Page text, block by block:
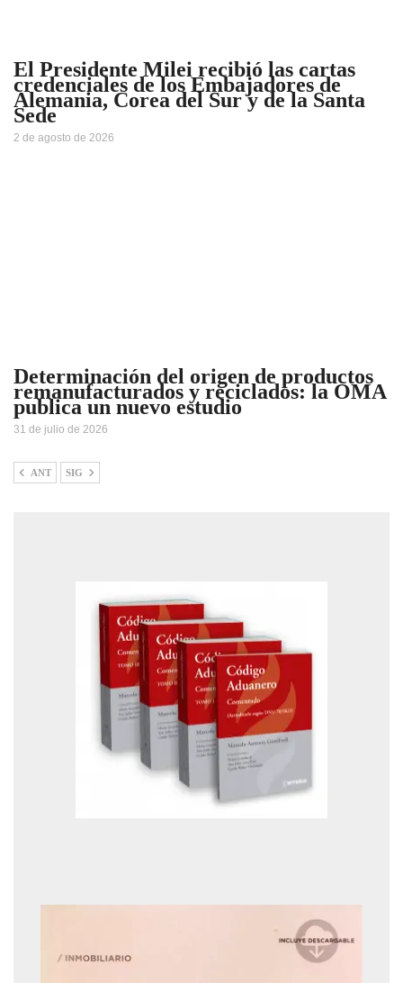
El Presidente Milei recibió las cartas
credenciales de los Embajadores de
Alemania, Corea del Sur y de la Santa
Sede
2 de agosto de 2026
Determinación del origen de productos
remanufacturados y reciclados: la OMA
publica un nuevo estudio
31 de julio de 2026
ANT SIG